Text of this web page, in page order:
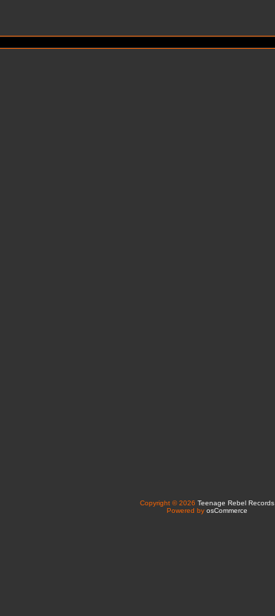
Copyright © 2026 Teenage Rebel Records
Powered by osCommerce